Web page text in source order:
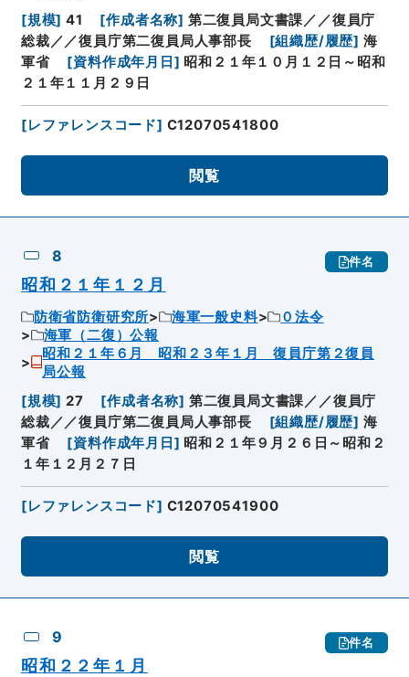
[規模] 41 [作成者名称] 第二復員局文書課／／復員庁
総裁／／復員庁第二復員局人事部長
[組織歴/履歴] 海
軍省
[資料作成年月日 ] 昭和２１年１０月１２日～昭和
２１年１１月２９日
[レファレンスコード] C12070541800
閲覧
8 件名
昭和２１年１２月
防衛省防衛研究所 海軍一般史料
０法令
海軍（二復）公報
昭和２１年６月 昭和２３年１月 復員庁第２復員
局公報
[規模] 27 [作成者名称] 第二復員局文書課／／復員庁
総裁／／復員庁第二復員局人事部長
[組織歴/履歴] 海
軍省
[資料作成年月日 ] 昭和２１年９月２６日～昭和２
１年１２月２７日
[レファレンスコード] C12070541900
閲覧
9 件名
昭和２２年１月